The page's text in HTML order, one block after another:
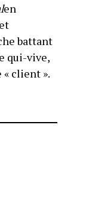
en
battant
qui-vive,
client ».